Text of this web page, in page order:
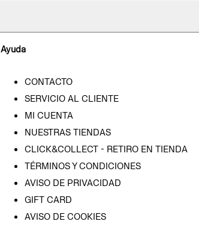
Ayuda
CONTACTO
SERVICIO AL CLIENTE
MI CUENTA
NUESTRAS TIENDAS
CLICK&COLLECT - RETIRO EN TIENDA
TÉRMINOS Y CONDICIONES
AVISO DE PRIVACIDAD
GIFT CARD
AVISO DE COOKIES